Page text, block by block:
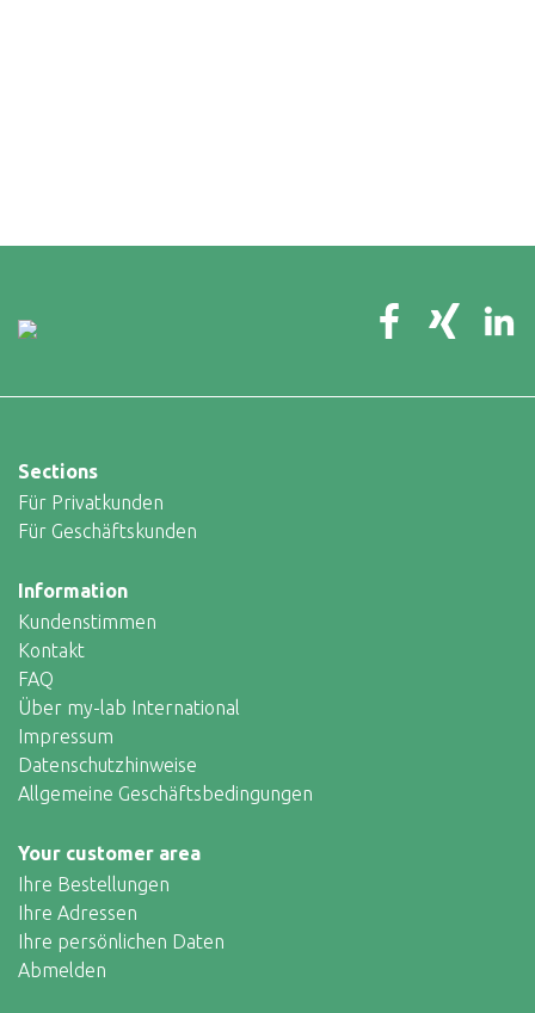
Sections
Für Privatkunden
Für Geschäftskunden
Information
Kundenstimmen
Kontakt
FAQ
Über my-lab International
Impressum
Datenschutzhinweise
Allgemeine Geschäftsbedingungen
Your customer area
Ihre Bestellungen
Ihre Adressen
Ihre persönlichen Daten
Abmelden